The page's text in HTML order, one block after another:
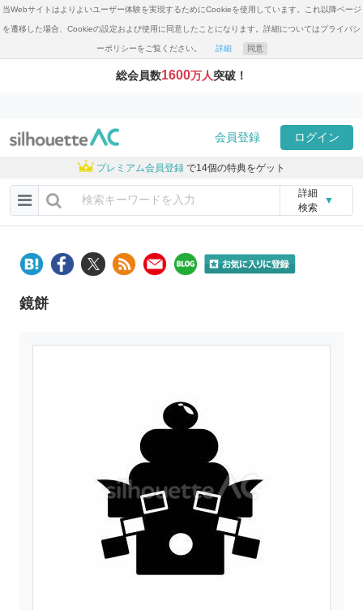
当Webサイトはよりよいユーザー体験を実現するためにCookieを使用しています。これ以降ページ
を遷移した場合、Cookieの設定および使用に同意したことになります。詳細についてはプライバシ
ーポリシーをご覧ください。 詳細 同意
総会員数1600万人突破！
会員登録 ログイン
プレミアム会員登録 で14個の特典をゲット
詳細
検索
▼
鏡餅